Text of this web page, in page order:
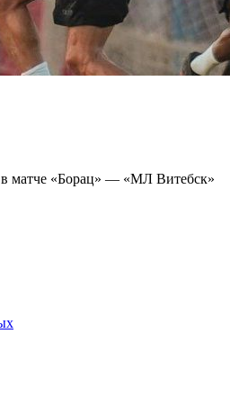
матче «Борац» — «МЛ Витебск»